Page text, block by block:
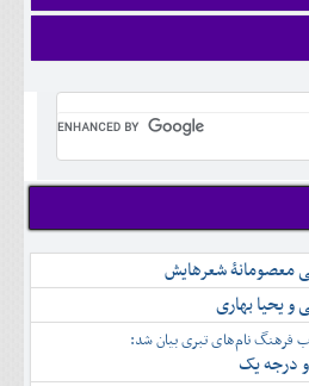
معصومانۀ شعرهایش
و یحیا بهاری
نام‌های تبری بیان شد:
درجه یک